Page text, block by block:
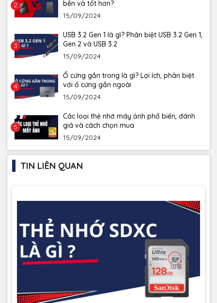
2
bền và tốt hơn?
15/09/2024
3
USB 3.2 Gen 1 là gì? Phân biệt USB 3.2 Gen 1,
Gen 2 và USB 3.2
15/09/2024
4
Ổ cứng gắn trong là gì? Lợi ích, phân biệt
với ổ cứng gắn ngoài
15/09/2024
5
Các loại thẻ nhớ máy ảnh phổ biến, đánh
giá và cách chọn mua
15/09/2024
TIN LIÊN QUAN